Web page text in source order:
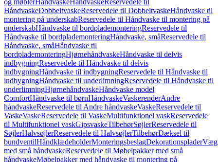
og møblerHåndvaskeHåndvaskeReservedele til
HåndvaskeDobbeltvaskeReservedele til DobbeltvaskeHåndvaske til
montering på underskabReservedele til Håndvaske til montering på
underskabHåndvaske til bordplademonteringReservedele til
Håndvaske til bordplademonteringHåndvaske, småReservedele til
Håndvaske, småHåndvaske til
bordplademonteringHjørnehåndvaskeHåndvaske til delvis
indbygningReservedele til Håndvaske til delvis
indbygningHåndvaske til indbygningReservedele til Håndvaske til
indbygningHåndvaske til underlimningReservedele til Håndvaske til
underlimningHjørnehåndvaskeHåndvaske model
ComfortHåndvaske til børnHåndvaskeVaskerenderAndre
håndvaskeReservedele til Andre håndvaskeVaskeReservedele til
VaskeVaskeReservedele til VaskeMultifunktionel vaskReservedele
til Multifunktionel vaskGipsvaskeTilbehørSøjlerReservedele til
SøjlerHalvsøjlerReservedele til HalvsøjlerTilbehørDæksel til
bundventilHåndklædeholderMonteringsbeslagDekorationsplader
med små håndvaskeReservedele til Møbelpakker med små
håndvaskeMøbelpakker med håndvaske til montering på